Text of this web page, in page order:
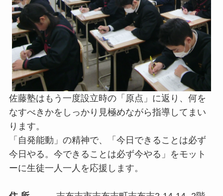
佐藤塾はもう一度設立時の「原点」に返り、何を
なすべきかをしっかり見極めながら指導してまい
ります。
「自発能動」の精神で、「今日できることは必ず
今日やる。今できることは必ず今やる」をモット
ーに生徒一人一人を応援します。